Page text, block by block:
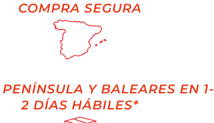
COMPRA SEGURA
Y BALEARES EN 1-
2 DÍAS HÁBILES*